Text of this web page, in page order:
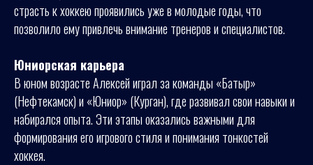
страсть к хоккею проявились уже в молодые годы, что
позволило ему привлечь внимание тренеров и специалистов.
Юниорская карьера
В юном возрасте Алексей играл за команды «Батыр»
(Нефтекамск) и «Юниор» (Курган), где развивал свои навыки и
набирался опыта. Эти этапы оказались важными для
формирования его игрового стиля и понимания тонкостей
хоккея.